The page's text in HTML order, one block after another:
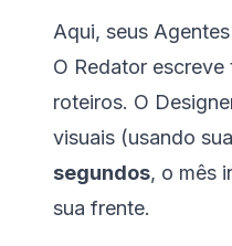
Aqui, seus
O Redator
roteiros. O
visuais (usando
segundos, o mês
sua frente.